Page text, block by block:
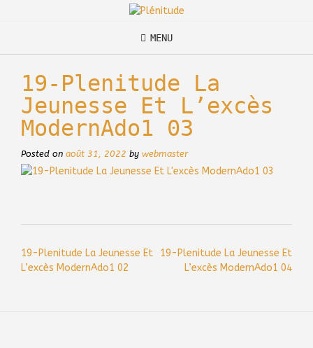
MENU
19-Plenitude La
Jeunesse Et L’excès
ModernAdo1 03
Posted on août 31, 2022 by webmaster
Post
navigation
19-Plenitude La Jeunesse Et
L’excès ModernAdo1 02
19-Plenitude La Jeunesse Et
L’excès ModernAdo1 04